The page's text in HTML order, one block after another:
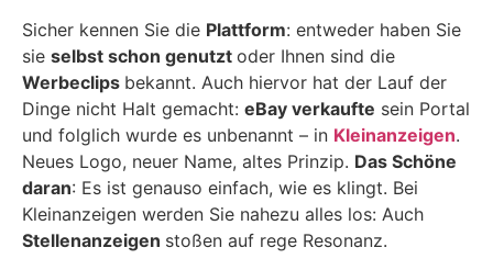
Sicher kennen Sie die Plattform: entweder haben Sie
sie selbst schon genutzt oder Ihnen sind die
Werbeclips bekannt. Auch hiervor hat der Lauf der
Dinge nicht Halt gemacht: eBay verkaufte sein Portal
und folglich wurde es unbenannt – in Kleinanzeigen.
Neues Logo, neuer Name, altes Prinzip. Das Schöne
daran: Es ist genauso einfach, wie es klingt. Bei
Kleinanzeigen werden Sie nahezu alles los: Auch
Stellenanzeigen stoßen auf rege Resonanz.